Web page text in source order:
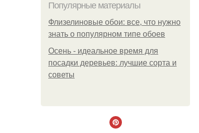
Популярные материалы
Флизелиновые обои: все, что нужно
знать о популярном типе обоев
Осень - идеальное время для
посадки деревьев: лучшие сорта и
советы